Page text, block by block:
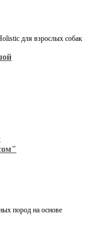
для взрослых собак
пород на основе